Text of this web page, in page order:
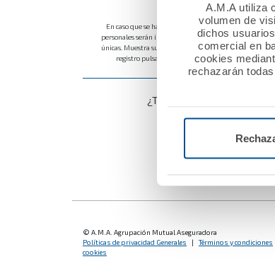
A.M.A utiliza
volumen de
dichos
comercial en
cookies
rechazarán
En caso que se haya registrado en alguna plataforma
personales serán incluidos en esta plataforma para
únicas. Muestra su conformidad con la aceptación de
registro pulsando el botón "Acceder". Más
¿Tiene problemas para
Le llamamos
© A.M.A. Agrupación Mutual Aseguradora
Políticas de privacidad Generales
| Términos y condiciones
cookies